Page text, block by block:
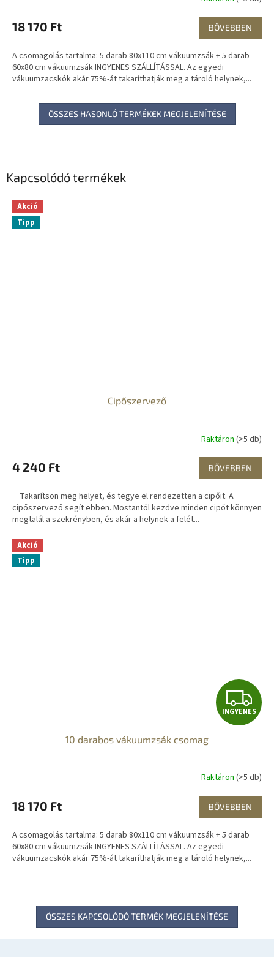
Kapcsolódó termékek
Akció
Tipp
Cipőszervező
Raktáron (>5 db)
4 240 Ft BŐVEBBEN
Takarítson meg helyet, és tegye el rendezetten a cipőit. A
cipőszervező segít ebben. Mostantól kezdve minden cipőt könnyen
megtalál a szekrényben, és akár a helynek a felét...
Akció
Tipp
I
N
Y
E
N
INGYENES
10 darabos vákuumzsák csomag
Raktáron (>5 db)
18 170 Ft BŐVEBBEN
A csomagolás tartalma: 5 darab 80x110 cm vákuumzsák + 5 darab
60x80 cm vákuumzsák INGYENES SZÁLLÍTÁSSAL. Az egyedi
vákuumzacskók akár 75%-át takaríthatják meg a tároló helynek,...
ÖSSZES KAPCSOLÓDÓ TERMÉK MEGJELENÍTÉSE
E
N
18 170 Ft BŐVEBBEN
A csomagolás tartalma: 5 darab 80x110 cm vákuumzsák + 5 darab
60x80 cm vákuumzsák INGYENES SZÁLLÍTÁSSAL. Az egyedi
vákuumzacskók akár 75%-át takaríthatják meg a tároló helynek,...
ÖSSZES HASONLÓ TERMÉKEK MEGJELENÍTÉSE